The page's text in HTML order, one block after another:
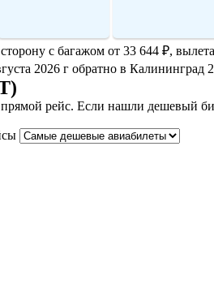
с багажом от 33 644 ₽,
2026 г обратно в Калининград
рейс. Если нашли дешевый